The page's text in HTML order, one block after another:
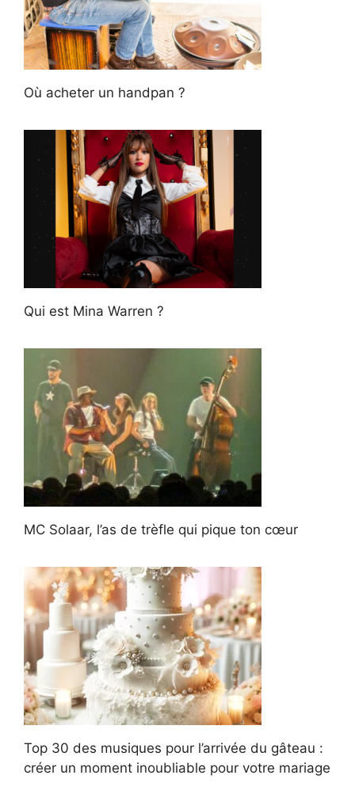
Où acheter un handpan ?
Qui est Mina Warren ?
MC Solaar, l’as de trèfle qui pique ton cœur
Top 30 des musiques pour l’arrivée du gâteau :
créer un moment inoubliable pour votre mariage